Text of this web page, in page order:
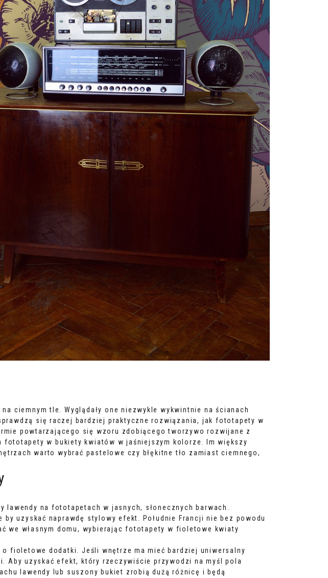
ciemnym tle. Wyglądały one niezwykle wykwintnie na ścianach
się raczej bardziej praktyczne rozwiązania, jak fototapety w
powtarzającego się wzoru zdobiącego tworzywo rozwijane z
w bukiety kwiatów w jaśniejszym kolorze. Im większy
warto wybrać pastelowe czy błękitne tło zamiast ciemnego,
na fototapetach w jasnych, słonecznych barwach.
uzyskać naprawdę stylowy efekt. Południe Francji nie bez powodu
we własnym domu, wybierając fototapety w fioletowe kwiaty
fioletowe dodatki. Jeśli wnętrze ma mieć bardziej uniwersalny
Aby uzyskać efekt, który rzeczywiście przywodzi na myśl pola
lawendy lub suszony bukiet zrobią dużą różnicę i będą